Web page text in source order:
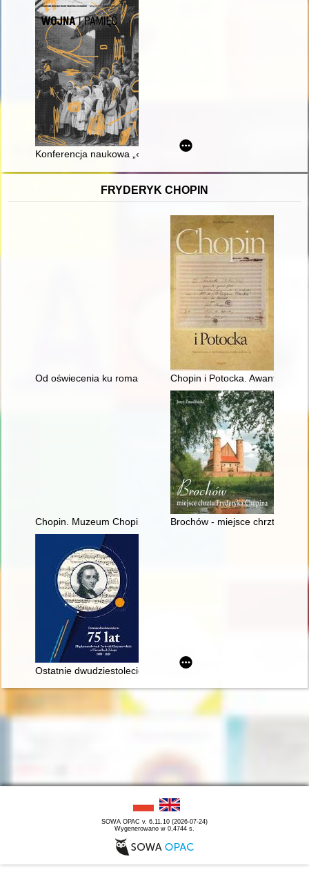
Konferencja naukowa „«Niemcy, w ręce wasze oddaję
FRYDERYK CHOPIN
Od oświecenia ku romantyzmowi i dalej... Autorzy, dzieła,
Chopin i Potocka. Awantura o
Chopin. Muzeum Chopina. Chopin MuseumBrochów - miejsce chrztu
Ostatnie dwudziestolecie : 75 lat Międzynarodowych
SOWA OPAC v. 6.11.10 (2026-07-24)
Wygenerowano w 0,4744 s.